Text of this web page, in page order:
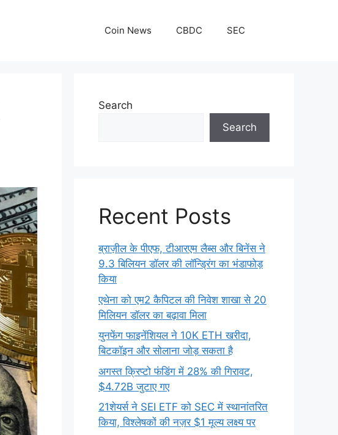
Coin News CBDC SEC
Search
Search
Recent Posts
ब्राज़ील के पीएफ, टीआरएम लैब्स और बिनेंस ने
9.3 बिलियन डॉलर की लॉन्ड्रिंग का भंडाफोड़
किया
एथेना को एम2 कैपिटल की निवेश शाखा से 20
मिलियन डॉलर का बढ़ावा मिला
युनफेंग फाइनेंशियल ने 10K ETH खरीदा,
बिटकॉइन और सोलाना जोड़ सकता है
अगस्त क्रिप्टो फंडिंग में 28% की गिरावट,
$4.72B जुटाए गए
21शेयर्स ने SEI ETF को SEC में स्थानांतरित
किया, विश्लेषकों की नज़र $1 मूल्य लक्ष्य पर